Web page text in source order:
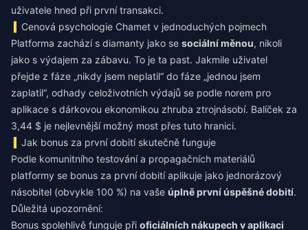
uživatele hned při první transakci.
Cenová psychologie Chamet v jednoduchých pojmech
Platforma zachází s diamanty jako se sociální měnou, nikoli
jako s výdajem za zábavu. To je ta past. Jakmile uživatel
přejde z fáze „nikdy jsem neplatil“ do fáze „jednou jsem
zaplatil“, odhady celoživotních výdajů se podle norem pro
aplikace s dárkovou ekonomikou zhruba ztrojnásobí. Balíček za
3,44 $ je nejlevnější možný most přes tuto hranici.
Jak bonus za první dobití skutečně funguje
Podle komunitního testování a propagačních materiálů
platformy se bonus za první dobití aplikuje jako jednorázový
násobitel (obvykle 100 %) na vaše úplně první úspěšné dobití.
Důležitá upozornění:
Bonus spolehlivě funguje při oficiálních nákupech v aplikaci